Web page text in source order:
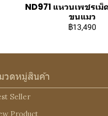
ND971 แหวนเพชรเม็
ขนแมว
฿13,490
วดหมู่สินค้า
Seller
Product